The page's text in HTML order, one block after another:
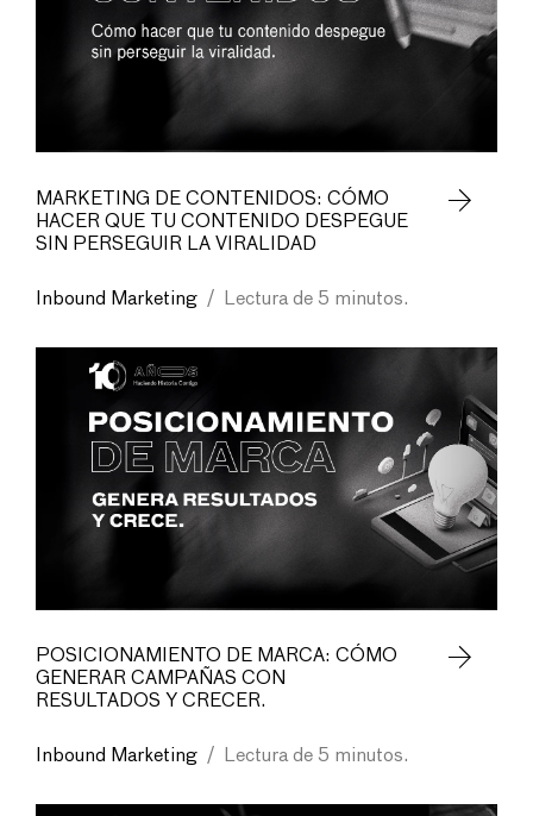
MARKETING DE CONTENIDOS: CÓMO
HACER QUE TU CONTENIDO DESPEGUE
SIN PERSEGUIR LA VIRALIDAD
Inbound Marketing / Lectura de 5 minutos.
POSICIONAMIENTO DE MARCA: CÓMO
GENERAR CAMPAÑAS CON
RESULTADOS Y CRECER.
Inbound Marketing / Lectura de 5 minutos.